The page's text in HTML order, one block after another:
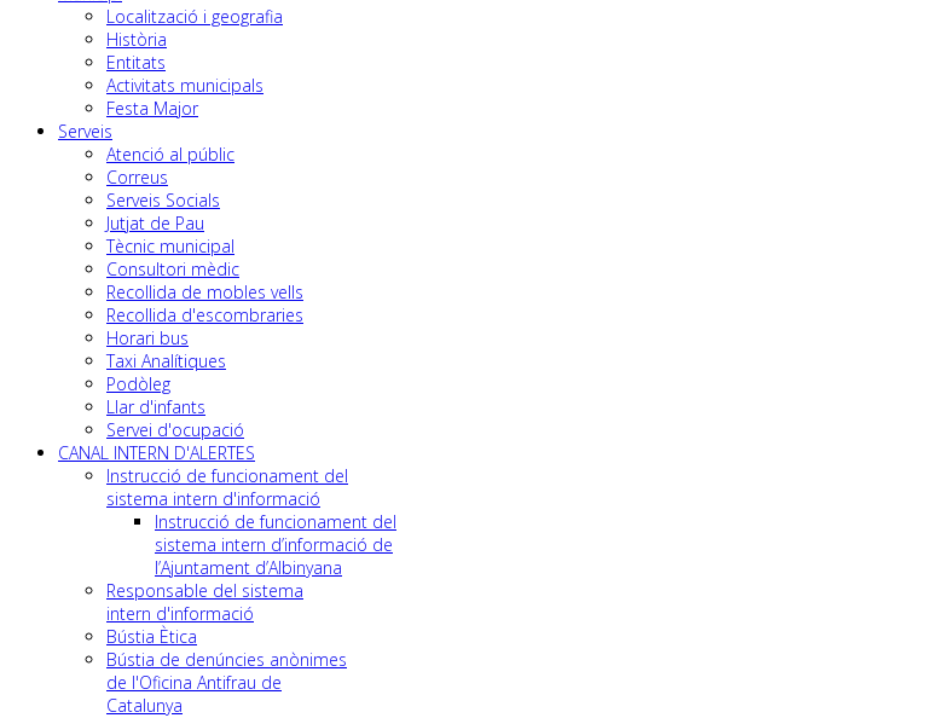
Localització i geografia
Història
Entitats
Activitats municipals
Festa Major
Serveis
Atenció al públic
Correus
Serveis Socials
Jutjat de Pau
Tècnic municipal
Consultori mèdic
Recollida de mobles vells
Recollida d'escombraries
Horari bus
Taxi Analítiques
Podòleg
Llar d'infants
Servei d'ocupació
CANAL INTERN D'ALERTES
Instrucció de funcionament del
sistema intern d'informació
Instrucció de funcionament del
sistema intern d’informació de
l’Ajuntament d’Albinyana
Responsable del sistema
intern d'informació
Bústia Ètica
Bústia de denúncies anònimes
de l'Oficina Antifrau de
Catalunya